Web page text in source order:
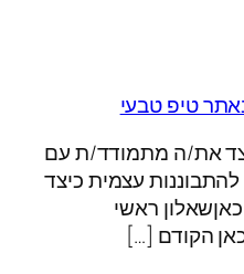
טיפ טבעי
את/ה מתמודד/ת עם
עצמית כיצד
ראשי
הקודם […]